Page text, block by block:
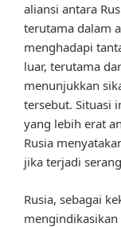
aliansi antara
terutama dalam
menghadapi
luar, terutama
menunjukkan
tersebut. Situasi
yang lebih erat
Rusia
jika terjadi
Rusia, sebagai